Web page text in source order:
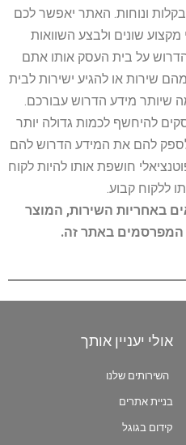
ונוחות. האתר יאפשר לכם
שונים ולבצע השוואות
על בית העסק אותו אתם
שירות או להגיע ישירות לבית
שיותר מידע הדרוש עבורכם.
להיחשף לכמות גדולה יותר
להם את המידע הדרוש להם
חושפת אותו להיות לקוח
ללקוח קבוע.
באחריות השירות, המוצר
המפרסמים באתר זה.
אולי יעניין אותך
השירותים שלנו
בניית אתרים
קידום בגוגל